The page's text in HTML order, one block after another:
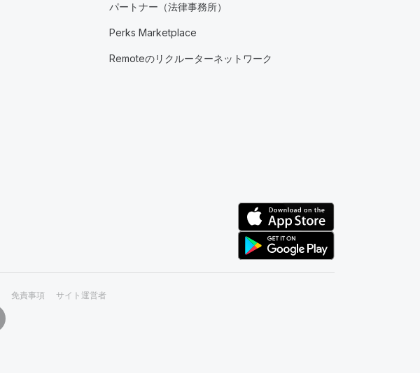
パートナー（法律事務所）
Perks Marketplace
Remoteのリクルーターネットワーク
免責事項 サイト運営者